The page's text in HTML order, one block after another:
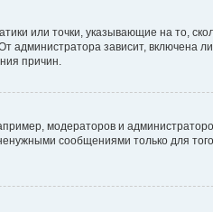
или точки, указывающие на то,
администратора зависит, включена
причин.
модераторов и
сообщениями только для